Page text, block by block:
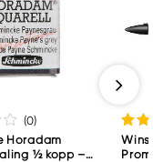
(0)
Horadam
½ kopp –